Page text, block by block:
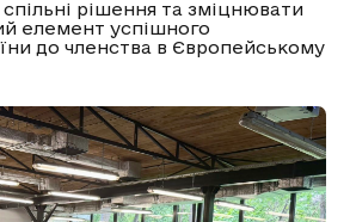
рішення та зміцнювати
елемент успішного
до членства в Європейському